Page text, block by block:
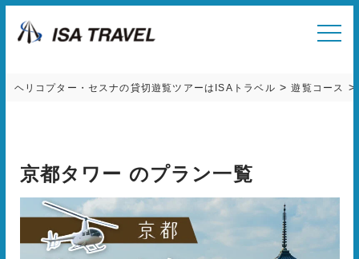
ヘリコプター・セスナの貸切遊覧ツアーはISAトラベル >遊覧コース >
京都タワー のプラン一覧